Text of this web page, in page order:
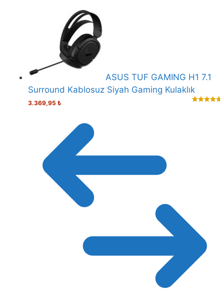
ASUS TUF GAMING H1 7.1
Surround Kablosuz Siyah Gaming Kulaklık
3.369,95 ₺